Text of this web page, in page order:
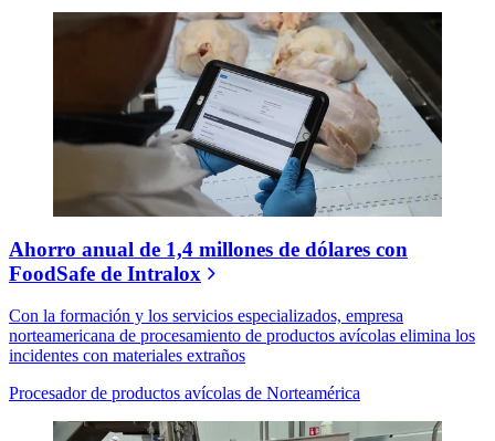
Ahorro anual de 1,4 millones de dólares con
FoodSafe de Intralox
Con la formación y los servicios especializados, empresa
norteamericana de procesamiento de productos avícolas elimina los
incidentes con materiales extraños
Procesador de productos avícolas de Norteamérica